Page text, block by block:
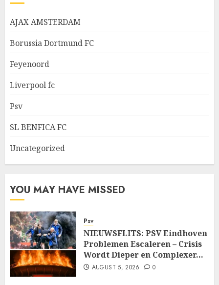
AJAX AMSTERDAM
Borussia Dortmund FC
Feyenoord
Liverpool fc
Psv
SL BENFICA FC
Uncategorized
YOU MAY HAVE MISSED
Psv
NIEUWSFLITS: PSV Eindhoven
Problemen Escaleren – Crisis
Wordt Dieper en Complexer…
AUGUST 5, 2026 0